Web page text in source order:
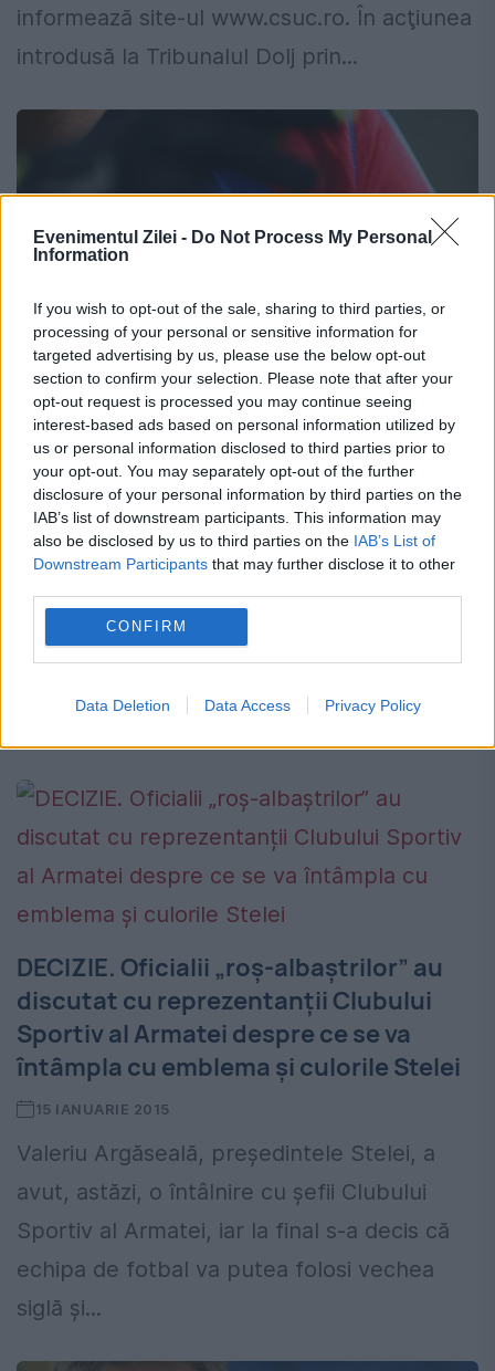
Evenimentul Zilei - Do Not Process My Personal
Information
If you wish to opt-out of the sale, sharing to third parties, or
processing of your personal or sensitive information for
targeted advertising by us, please use the below opt-out
section to confirm your selection. Please note that after your
opt-out request is processed you may continue seeing
interest-based ads based on personal information utilized by
us or personal information disclosed to third parties prior to
your opt-out. You may separately opt-out of the further
disclosure of your personal information by third parties on the
IAB’s list of downstream participants. This information may
also be disclosed by us to third parties on the IAB’s List of
Downstream Participants that may further disclose it to other
CONFIRM
Data Deletion Data Access Privacy Policy
informează site-ul www.csuc.ro. În acţiunea
introdusă la Tribunalul Dolj prin...
Steaua are alte probleme. FCSB există
deja și evoluează în campionatul
național
24 IANUARIE 2015
Fotbal Club Sporting Băleni este o echipă
care evoluează în campionatul național de
minifotbal și are titulatura de FCSB,
DECIZIE. Oficialii „roș-albaștrilor” au
discutat cu reprezentanții Clubului
Sportiv al Armatei despre ce se va
întâmpla cu emblema și culorile Stelei
15 IANUARIE 2015
Valeriu Argăseală, președintele Stelei, a
avut, astăzi, o întâlnire cu șefii Clubului
Sportiv al Armatei, iar la final s-a decis că
echipa de fotbal va putea folosi vechea
siglă și...